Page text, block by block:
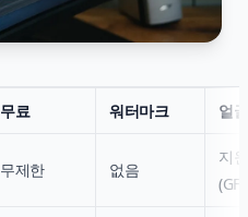
무료 워터마크 얼
무제한 없음
지원